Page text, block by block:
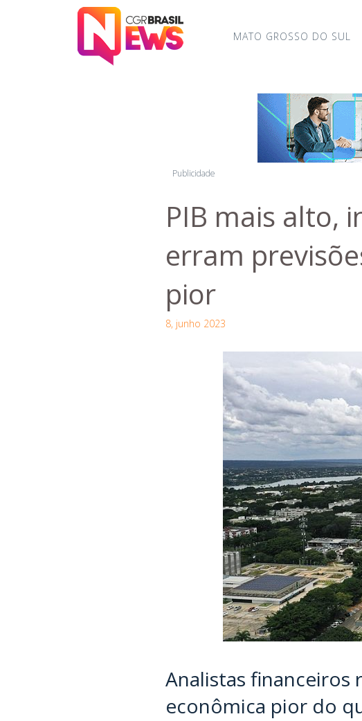
MATO GROSSO DO SUL
Publicidade
PIB mais alto,
erram
pior
8, junho 2023
Analistas financeiros
econômica pior do